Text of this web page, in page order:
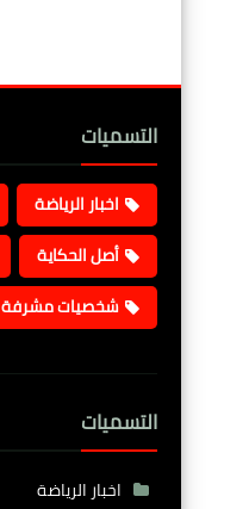
التسميات
اخبار الرياضة
أصل الحكاية
شخصيات مشرفة
التسميات
اخبار الرياضة